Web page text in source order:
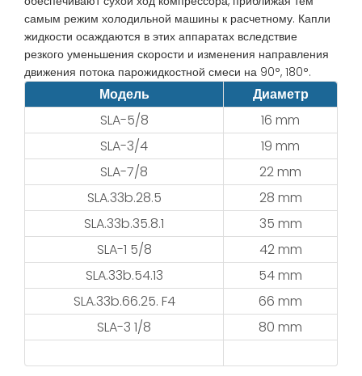
самым режим холодильной машины к расчетному. Капли
жидкости осаждаются в этих аппаратах вследствие
резкого уменьшения скорости и изменения направления
движения потока парожидкостной смеси на 90°, 180°.
Модель
Диаметр
SLA-5/8
16 mm
SLA-3/4
19 mm
SLA-7/8
22 mm
SLA.33b.28.5
28 mm
SLA.33b.35.8.1
35 mm
SLA-1 5/8
42 mm
SLA.33b.54.13
54 mm
SLA.33b.66.25. F4
66 mm
SLA-3 1/8
80 mm